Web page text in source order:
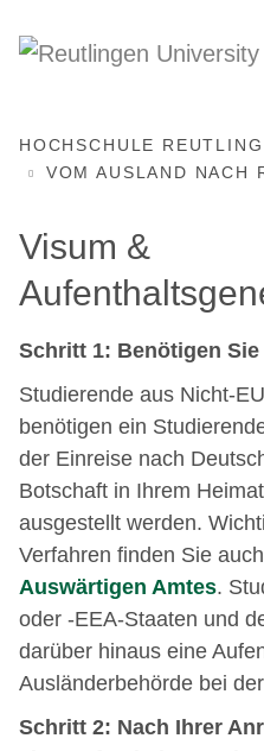
HOCHSCHULE
VOM AUSLAND NACH
Visum &
Schritt 1: Benötigen
Studierende aus Nicht-
benötigen ein
der Einreise nach
Botschaft in Ihrem
ausgestellt werden.
Verfahren finden Sie
Auswärtigen Amtes.
oder -EEA-Staaten und
darüber hinaus eine
Ausländerbehörde bei
Schritt 2: Nach Ihrer